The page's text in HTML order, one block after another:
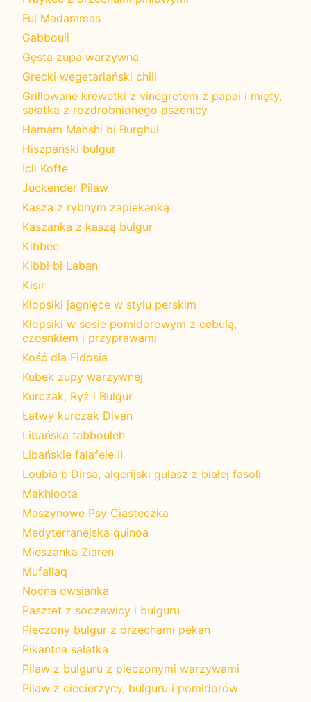
Ful Madammas
Gabbouli
Gęsta zupa warzywna
Grecki wegetariański chili
Grillowane krewetki z vinegretem z papai i mięty,
sałatka z rozdrobnionego pszenicy
Hamam Mahshi bi Burghul
Hiszpański bulgur
Icli Kofte
Juckender Pilaw
Kasza z rybnym zapiekanką
Kaszanka z kaszą bulgur
Kibbee
Kibbi bi Laban
Kisir
Klopsiki jagnięce w stylu perskim
Klopsiki w sosie pomidorowym z cebulą,
czosnkiem i przyprawami
Kość dla Fidosia
Kubek zupy warzywnej
Kurczak, Ryż i Bulgur
Łatwy kurczak Divan
Libańska tabbouleh
Libańskie falafele II
Loubia b'Dirsa, algerijski gulasz z białej fasoli
Makhloota
Maszynowe Psy Ciasteczka
Medyterranejska quinoa
Mieszanka Ziaren
Mufallaq
Nocna owsianka
Pasztet z soczewicy i bulguru
Pieczony bulgur z orzechami pekan
Pikantna sałatka
Pilaw z bulguru z pieczonymi warzywami
Pilaw z ciecierzycy, bulguru i pomidorów